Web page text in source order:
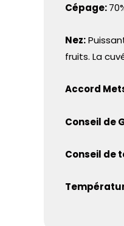
Cépage:
Nez:
fruits. La
Accord
Conseil de
Conseil de